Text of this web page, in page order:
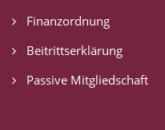
Finanzordnung
Beitrittserklärung
Passive Mitgliedschaft